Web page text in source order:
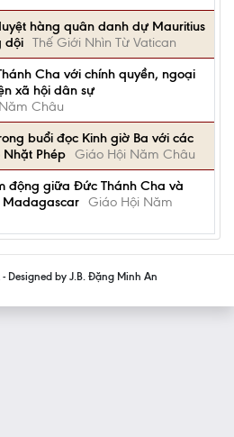
hàng quân danh dự Mauritius
dội Thế Giới Nhìn Từ Vatican
Cha với chính quyền, ngoại
xã hội dân sự
Châu
buổi đọc Kinh giờ Ba với các
Phép Giáo Hội Năm Châu
động giữa Đức Thánh Cha và
Giáo Hội Năm
Designed by J.B. Đặng Minh An